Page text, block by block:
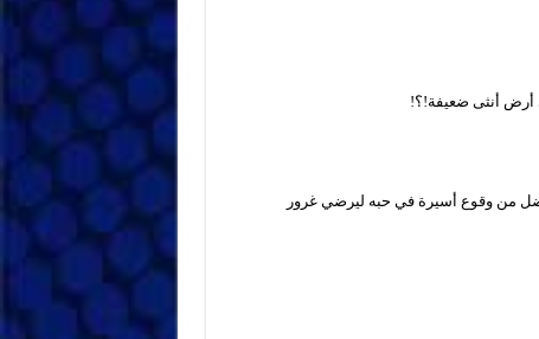
أرض أنثى ضعيفة!؟!
من وقوع أسيرة في حبه ليرضي غرور